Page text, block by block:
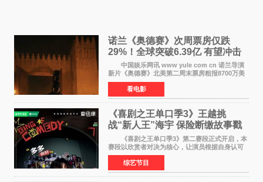
诺兰《奥德赛》次周票房仅跌
29%！全球突破6.39亿 有望冲击
13亿成诺兰最卖座电影
中国娱乐网讯 www yule com cn 诺兰导演
新片《奥德赛》北美第二周末票房粗报8700万美
元（周五至周日：2600万&rarr;3460万
&rarr;2640万），较首周1 24亿美元仅下跌29
6%，走势极为强劲，远超
看电影
《喜剧之王单口季3》王越挑
战“新人王”海宇 保险断缴故事戳
中生活痛点
《喜剧之王单口季3》第二赛段正式开启，本
赛段以欣赏者对决为核心，让演员根据自身认可
选择对手，在作品碰撞中完成一次喜剧创作者之
间的交流。这里有实力相当的正面对抗，也有老
朋友、老对手之
综艺节目